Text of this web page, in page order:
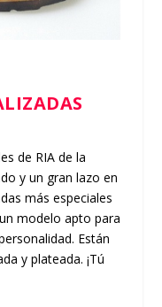
de RIA de la
y un gran lazo en
más especiales
modelo apto para
Están
y plateada. ¡Tú